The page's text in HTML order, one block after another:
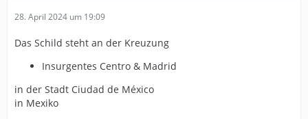
28. April 2024 um 19:09
Das Schild steht an der Kreuzung
Insurgentes Centro & Madrid
in der Stadt Ciudad de México
in Mexiko